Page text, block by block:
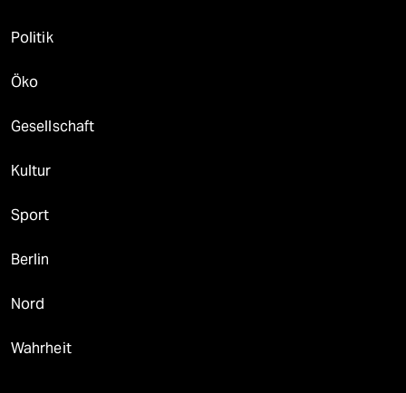
Politik
Öko
Gesellschaft
Kultur
Sport
Berlin
Nord
Wahrheit